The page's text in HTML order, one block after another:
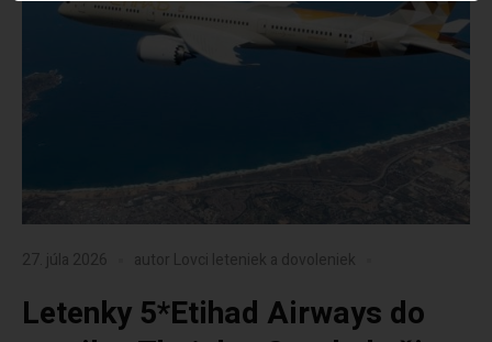
27. júla 2026 autor Lovci leteniek a dovoleniek
Letenky 5*Etihad Airways do